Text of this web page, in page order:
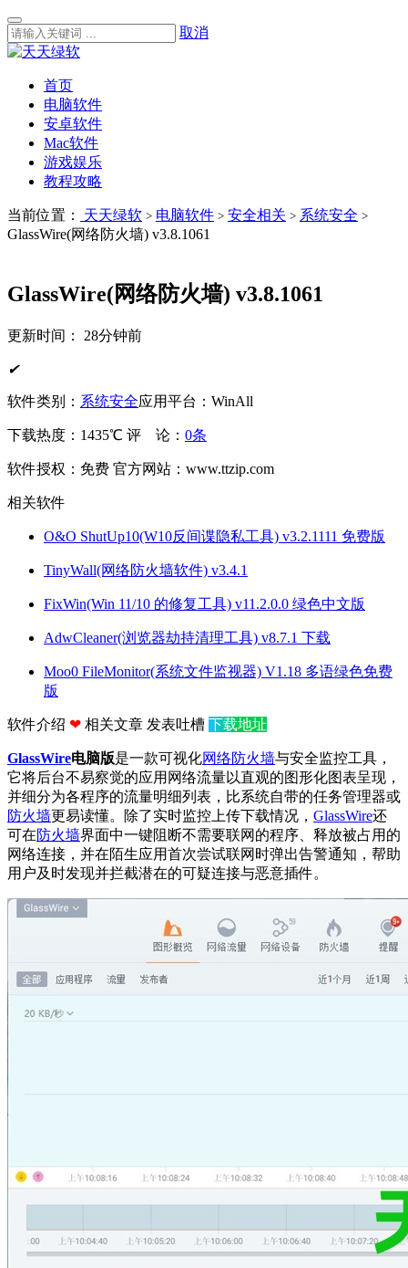
取消
首页
电脑软件
安卓软件
Mac软件
游戏娱乐
教程攻略
当前位置： 天天绿软 > 电脑软件 > 安全相关 > 系统安全 >
GlassWire(网络防火墙) v3.8.1061
GlassWire(网络防火墙) v3.8.1061
更新时间： 28分钟前
✔
软件类别： 系统安全应用平台：WinAll
下载热度：1435℃ 评 论： 0条
软件授权：免费 官方网站：www.ttzip.com
相关软件
O&O ShutUp10(W10反间谍隐私工具) v3.2.1111 免费版
TinyWall(网络防火墙软件) v3.4.1
FixWin(Win 11/10 的修复工具) v11.2.0.0 绿色中文版
AdwCleaner(浏览器劫持清理工具) v8.7.1 下载
Moo0 FileMonitor(系统文件监视器) V1.18 多语绿色免费
版
软件介绍 ❤ 相关文章 发表吐槽 下载地址
GlassWire电脑版是一款可视化网络防火墙与安全监控工具，
它将后台不易察觉的应用网络流量以直观的图形化图表呈现，
并细分为各程序的流量明细列表，比系统自带的任务管理器或
防火墙更易读懂。除了实时监控上传下载情况， GlassWire还
可在防火墙界面中一键阻断不需要联网的程序、释放被占用的
网络连接，并在陌生应用首次尝试联网时弹出告警通知，帮助
用户及时发现并拦截潜在的可疑连接与恶意插件。